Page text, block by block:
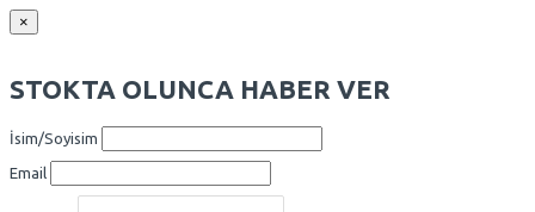
×
STOKTA OLUNCA HABER VER
İsim/Soyisim
Email